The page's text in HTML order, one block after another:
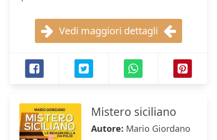
Vedi maggiori dettagli
Mistero siciliano
Autore: Mario Giordano